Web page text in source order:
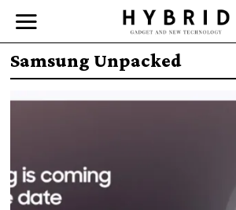
Samsung Unpacked